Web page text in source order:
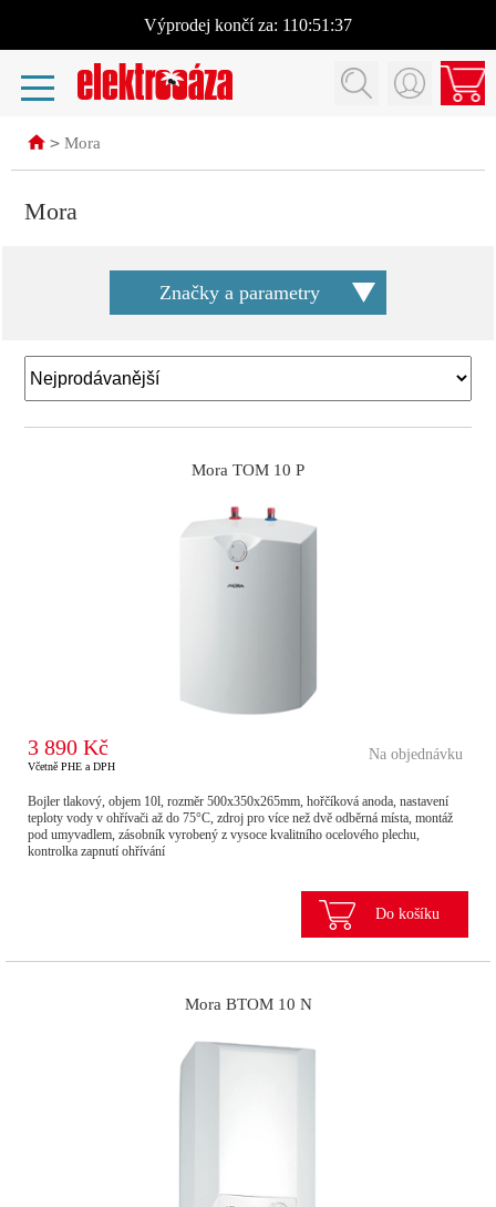
Výprodej končí za: 110:51:36
> Mora
Mora
Značky a parametry
Mora TOM 10 P
3 890 Kč
Včetně PHE a DPH
Na objednávku
Bojler tlakový, objem 10l, rozměr 500x350x265mm, hořčíková anoda, nastavení
teploty vody v ohřívači až do 75°C, zdroj pro více než dvě odběrná místa, montáž
pod umyvadlem, zásobník vyrobený z vysoce kvalitního ocelového plechu,
kontrolka zapnutí ohřívání
Do košíku
Mora BTOM 10 N